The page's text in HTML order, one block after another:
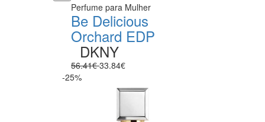
Perfume para Mulher
Be Delicious
Orchard EDP
DKNY
56.41€33.84€
-25%